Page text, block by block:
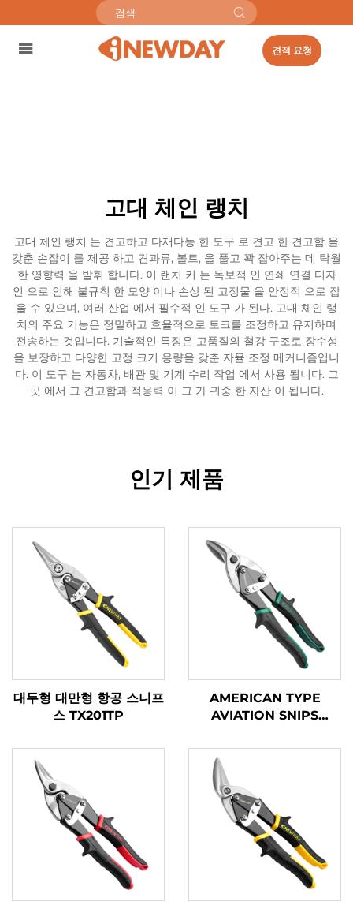
견적 요청
고대 체인 랭치
고대 체인 랭치 는 견고하고 다재다능 한 도구 로 견고 한 견고함 을
갖춘 손잡이 를 제공 하고 견과류, 볼트, 을 풀고 꽉 잡아주는 데 탁월
한 영향력 을 발휘 합니다. 이 랜치 키 는 독보적 인 연쇄 연결 디자
인 으로 인해 불규칙 한 모양 이나 손상 된 고정물 을 안정적 으로 잡
을 수 있으며, 여러 산업 에서 필수적 인 도구 가 된다. 고대 체인 랭
치의 주요 기능은 정밀하고 효율적으로 토크를 조정하고 유지하며
전송하는 것입니다. 기술적인 특징은 고품질의 철강 구조로 장수성
을 보장하고 다양한 고정 크기 용량을 갖춘 자율 조정 메커니즘입니
다. 이 도구 는 자동차, 배관 및 기계 수리 작업 에서 사용 됩니다. 그
곳 에서 그 견고함과 적응력 이 그 가 귀중 한 자산 이 됩니다.
인기 제품
대두형 대만형 항공 스니프
스 TX201TP
AMERICAN TYPE
AVIATION SNIPS